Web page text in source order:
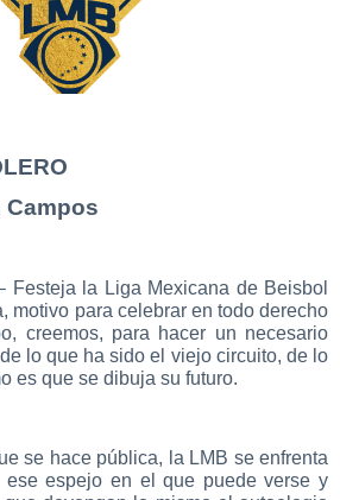
Campos
Festeja la Liga Mexicana de Beisbol
motivo para celebrar en todo derecho
creemos, para hacer un necesario
lo que ha sido el viejo circuito, de lo
es que se dibuja su futuro.
se hace pública, la LMB se enfrenta
ese espejo en el que puede verse y